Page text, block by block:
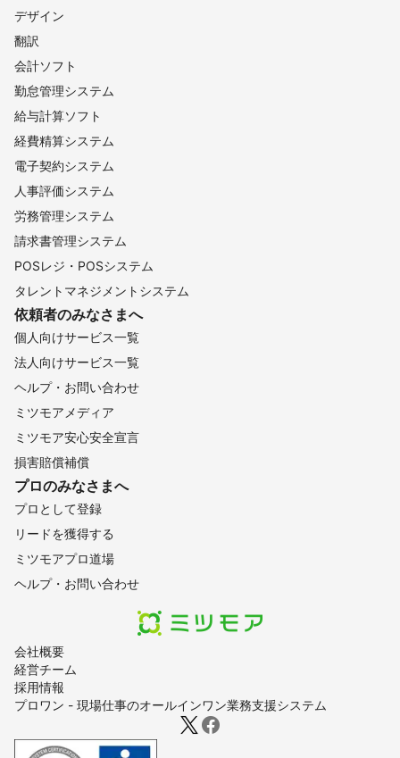
会社概要
経営チーム
採用情報
プロワン - 現場仕事のオールインワン業務支援システム
デザイン
翻訳
会計ソフト
勤怠管理システム
給与計算ソフト
経費精算システム
電子契約システム
人事評価システム
労務管理システム
請求書管理システム
POSレジ・POSシステム
タレントマネジメントシステム
依頼者のみなさまへ
個人向けサービス一覧
法人向けサービス一覧
ヘルプ・お問い合わせ
ミツモアメディア
ミツモア安心安全宣言
損害賠償補償
プロのみなさまへ
プロとして登録
リードを獲得する
ミツモアプロ道場
ヘルプ・お問い合わせ